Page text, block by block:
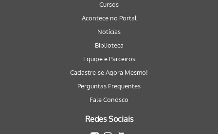
Cursos
Acontece no Portal
Notícias
Biblioteca
Equipe e Parceiros
Cadastre-se Agora Mesmo!
Perguntas Frequentes
Fale Conosco
Redes Sociais